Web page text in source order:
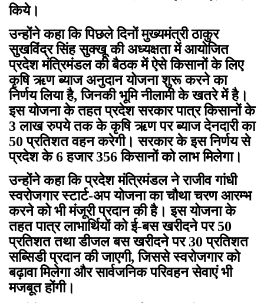
किये।
उन्होंने कहा कि पिछले दिनों मुख्यमंत्री ठाकुर
सुखविंद्र सिंह सुक्खू की अध्यक्षता में आयोजित
प्रदेश मंत्रिमंडल की बैठक में ऐसे किसानों के लिए
कृषि ऋण ब्याज अनुदान योजना शुरू करने का
निर्णय लिया है, जिनकी भूमि नीलामी के खतरे में है।
इस योजना के तहत प्रदेश सरकार पात्र किसानों के
3 लाख रुपये तक के कृषि ऋण पर ब्याज देनदारी का
50 प्रतिशत वहन करेगी। सरकार के इस निर्णय से
प्रदेश के 6 हजार 356 किसानों को लाभ मिलेगा।
उन्होंने कहा कि प्रदेश मंत्रिमंडल ने राजीव गांधी
स्वरोजगार स्टार्ट-अप योजना का चौथा चरण आरम्भ
करने को भी मंजूरी प्रदान की है। इस योजना के
तहत पात्र लाभार्थियों को ई-बस खरीदने पर 50
प्रतिशत तथा डीजल बस खरीदने पर 30 प्रतिशत
सब्सिडी प्रदान की जाएगी, जिससे स्वरोजगार को
बढ़ावा मिलेगा और सार्वजनिक परिवहन सेवाएं भी
मजबूत होंगी।